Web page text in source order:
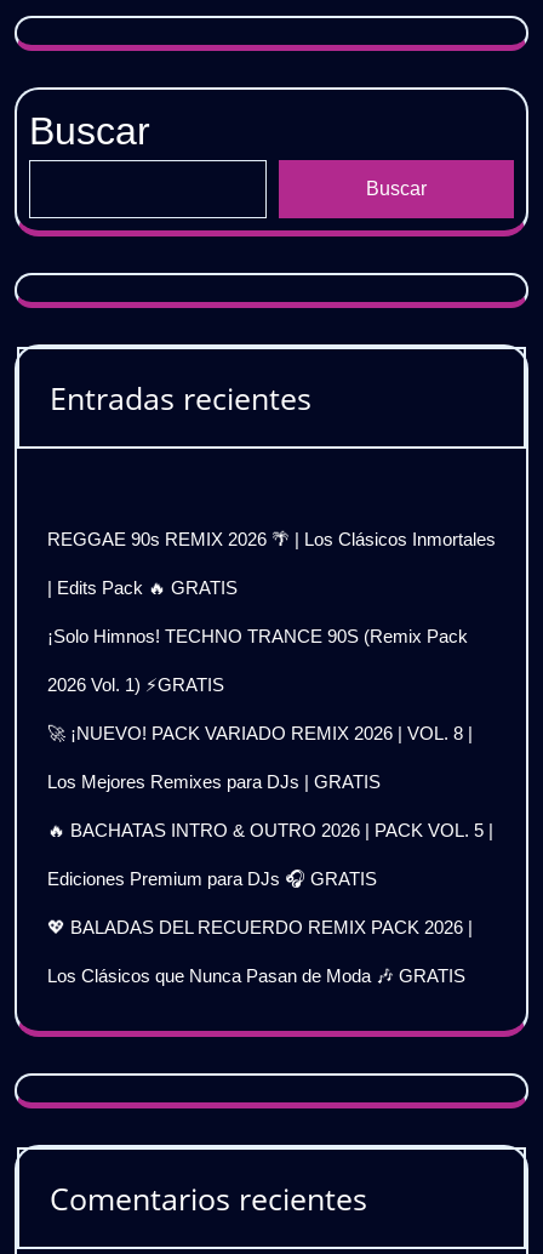
Buscar
Buscar
Entradas recientes
REGGAE 90s REMIX 2026 🌴 | Los Clásicos Inmortales
| Edits Pack 🔥 GRATIS
¡Solo Himnos! TECHNO TRANCE 90S (Remix Pack
2026 Vol. 1) ⚡GRATIS
🚀 ¡NUEVO! PACK VARIADO REMIX 2026 | VOL. 8 |
Los Mejores Remixes para DJs | GRATIS
🔥 BACHATAS INTRO & OUTRO 2026 | PACK VOL. 5 |
Ediciones Premium para DJs 🎧 GRATIS
💖 BALADAS DEL RECUERDO REMIX PACK 2026 |
Los Clásicos que Nunca Pasan de Moda 🎶 GRATIS
Comentarios recientes